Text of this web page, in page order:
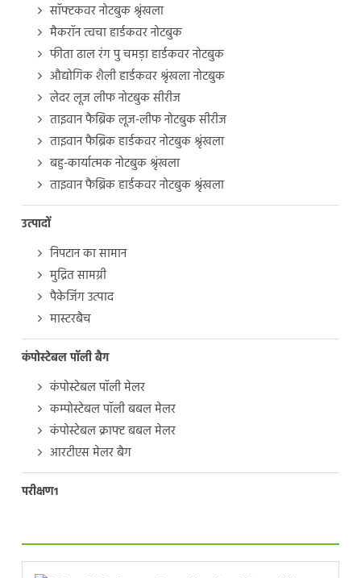
सॉफ्टकवर नोटबुक श्रृंखला
मैकरॉन त्वचा हार्डकवर नोटबुक
फीता ढाल रंग पु चमड़ा हार्डकवर नोटबुक
औद्योगिक शैली हार्डकवर श्रृंखला नोटबुक
लेदर लूज लीफ नोटबुक सीरीज
ताइवान फैब्रिक लूज-लीफ नोटबुक सीरीज
ताइवान फैब्रिक हार्डकवर नोटबुक श्रृंखला
बहु-कार्यात्मक नोटबुक श्रृंखला
ताइवान फैब्रिक हार्डकवर नोटबुक श्रृंखला
उत्पादों
निपटान का सामान
मुद्रित सामग्री
पैकेजिंग उत्पाद
मास्टरबैच
कंपोस्टेबल पॉली बैग
कंपोस्टेबल पॉली मेलर
कम्पोस्टेबल पॉली बबल मेलर
कंपोस्टेबल क्राफ्ट बबल मेलर
आरटीएस मेलर बैग
परीक्षण1